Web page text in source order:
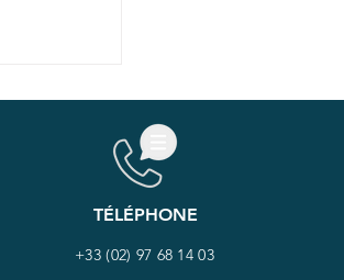
TÉLÉPHONE
+33 (02) 97 68 14 03